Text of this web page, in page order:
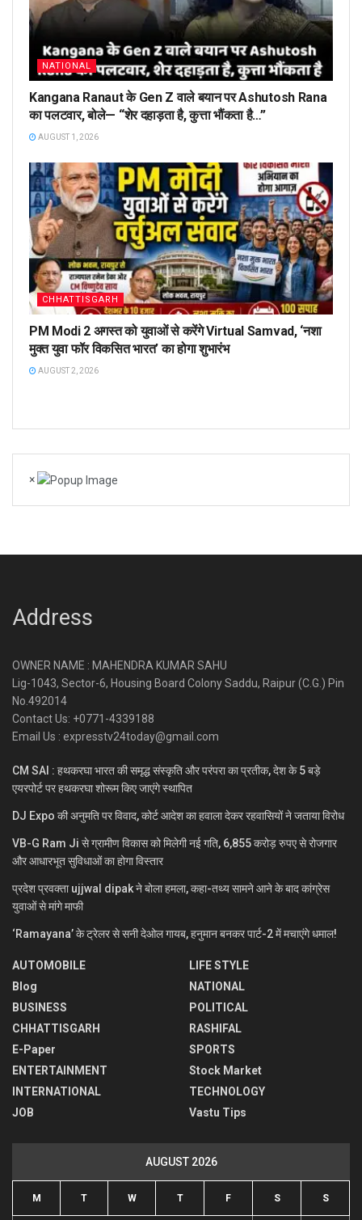
NATIONAL
Kangana Ranaut के Gen Z वाले बयान पर Ashutosh Rana
का पलटवार, बोले— “शेर दहाड़ता है, कुत्ता भौंकता है…”
AUGUST 1, 2026
CHHATTISGARH
PM Modi 2 अगस्त को युवाओं से करेंगे Virtual Samvad, ‘नशा
मुक्त युवा फॉर विकसित भारत’ का होगा शुभारंभ
AUGUST 2, 2026
×
Address
OWNER NAME : MAHENDRA KUMAR SAHU
Lig-1043, Sector-6, Housing Board Colony Saddu, Raipur (C.G.) Pin
No.492014
Contact Us: +0771-4339188
Email Us : expresstv24today@gmail.com
CM SAI : हथकरघा भारत की समृद्ध संस्कृति और परंपरा का प्रतीक, देश के 5 बड़े
एयरपोर्ट पर हथकरघा शोरूम किए जाएंगे स्थापित
DJ Expo की अनुमति पर विवाद, कोर्ट आदेश का हवाला देकर रहवासियों ने जताया विरोध
VB-G Ram Ji से ग्रामीण विकास को मिलेगी नई गति, 6,855 करोड़ रुपए से रोजगार
और आधारभूत सुविधाओं का होगा विस्तार
प्रदेश प्रवक्ता ujjwal dipak ने बोला हमला, कहा-तथ्य सामने आने के बाद कांग्रेस
युवाओं से मांगे माफी
‘Ramayana’ के ट्रेलर से सनी देओल गायब, हनुमान बनकर पार्ट-2 में मचाएंगे धमाल!
AUTOMOBILE
Blog
BUSINESS
CHHATTISGARH
E-Paper
ENTERTAINMENT
INTERNATIONAL
JOB
LIFE STYLE
NATIONAL
POLITICAL
RASHIFAL
SPORTS
Stock Market
TECHNOLOGY
Vastu Tips
AUGUST 2026
M T W T F S S